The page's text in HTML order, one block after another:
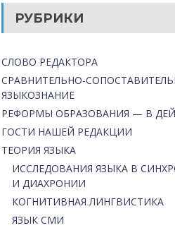
РУБРИКИ
СЛОВО РЕДАКТОРА
СРАВНИТЕЛЬНО-
ЯЗЫКОЗНАНИЕ
РЕФОРМЫ ОБРАЗОВАНИЯ — В
ГОСТИ НАШЕЙ РЕДАКЦИИ
ТЕОРИЯ ЯЗЫКА
ИССЛЕДОВАНИЯ ЯЗЫКА В
И ДИАХРОНИИ
КОГНИТИВНАЯ ЛИНГВИСТИКА
ЯЗЫК СМИ